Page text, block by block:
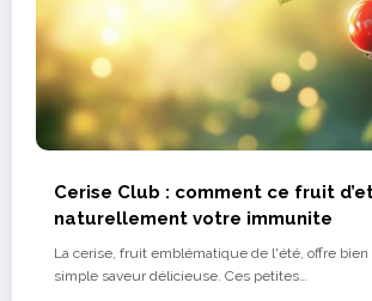
Cerise Club : comment ce fruit
naturellement votre immunite
La cerise, fruit emblématique de l'été, offre
simple saveur délicieuse. Ces petites…